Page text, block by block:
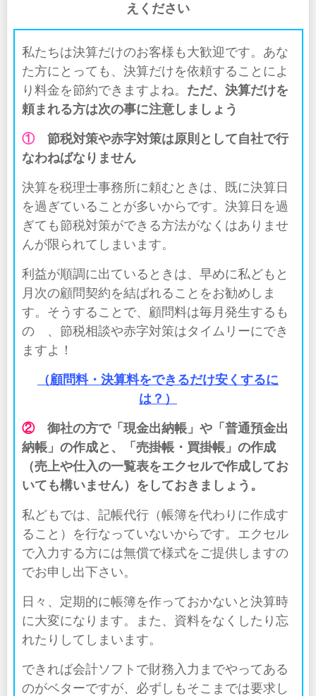
えください
私たちは決算だけのお客様も大歓迎です。あな
た方にとっても、決算だけを依頼することによ
り料金を節約できますよね。 ただ、決算だけを
頼まれる方は次の事に注意しましょう
①節税対策や赤字対策は原則として自社で行
なわねばなりません
決算を税理士事務所に頼むときは、既に決算日
を過ぎていることが多いからです。決算日を過
ぎても節税対策ができる方法がなくはありませ
んが限られてしまいます。
利益が順調に出ているときは、早めに私どもと
月次の顧問契約を結ばれることをお勧めしま
す。そうすることで、顧問料は毎月発生するも
のゝ、節税相談や赤字対策はタイムリーにでき
ますよ！
（顧問料・決算料をできるだけ安くするに
は？）
②御社の方で「現金出納帳」や「普通預金出
納帳」の作成と、「売掛帳・買掛帳」の作成
（売上や仕入の一覧表をエクセルで作成してお
いても構いません）をしておきましょう。
私どもでは、記帳代行（帳簿を代わりに作成す
ること）を行なっていないからです。エクセル
で入力する方には無償で様式をご提供しますの
でお申し出下さい。
日々、定期的に帳簿を作っておかないと決算時
に大変になります。また、資料をなくしたり忘
れたりしてしまいます。
できれば会計ソフトで財務入力までやってある
のがベターですが、必ずしもそこまでは要求し